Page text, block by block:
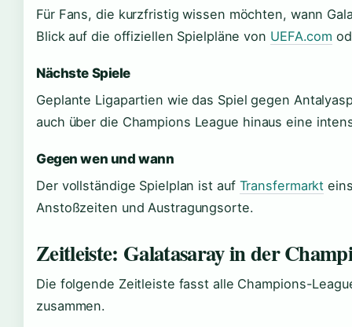
Für Fans, die kurzfristig wissen möchten, wann
Blick auf die offiziellen Spielpläne von UEFA.com
Nächste Spiele
Geplante Ligapartien wie das Spiel gegen
auch über die Champions League hinaus eine
Gegen wen und wann
Der vollständige Spielplan ist auf Transfermarkt
Anstoßzeiten und Austragungsorte.
Zeitleiste: Galatasaray in der
Die folgende Zeitleiste fasst alle Champions-
zusammen.